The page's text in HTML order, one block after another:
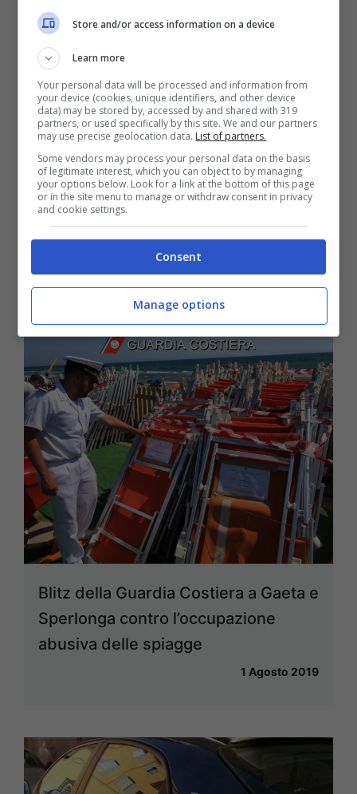
Formia / Occupa un tratto di spiaggia
come deposito di ombrelloni e
lettini: 32enne denunciata
Blitz della Guardia Costiera a Gaeta e
Sperlonga contro l’occupazione
abusiva delle spiagge
1 Agosto 2019
Store and/or access information on a device
Learn more
Your personal data will be processed and information from
your device (cookies, unique identifiers, and other device
data) may be stored by, accessed by and shared with 319
partners, or used specifically by this site. We and our partners
may use precise geolocation data. List of partners.
Some vendors may process your personal data on the basis
of legitimate interest, which you can object to by managing
your options below. Look for a link at the bottom of this page
or in the site menu to manage or withdraw consent in privacy
and cookie settings.
Consent
Manage options